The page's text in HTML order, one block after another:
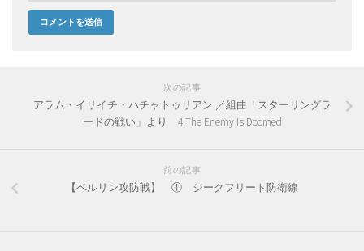
次の記事
アラム・イリイチ・ハチャトゥリアン ／組曲「スターリングラ
ードの戦い」より 4.The Enemy Is Doomed
前の記事
【ベルリン攻防戦】 ① ジークフリート防衛線